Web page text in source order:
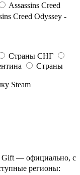
Assassins Creed
Creed Odyssey -
Страны СНГ
Страны
Steam
Gift — официально, с
регионы: